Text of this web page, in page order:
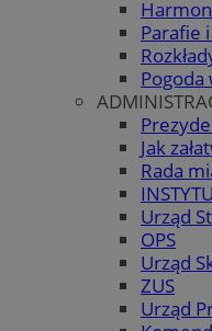
Parafie
Pogoda
Jak
Rada
Urząd
OPS
Urząd
ZUS
Urząd